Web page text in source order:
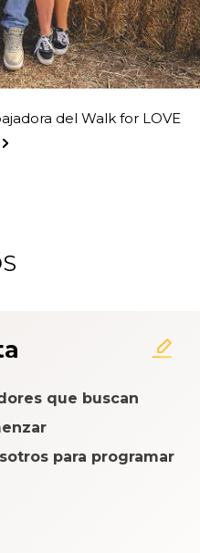
del Walk for LOVE
que buscan
para programar